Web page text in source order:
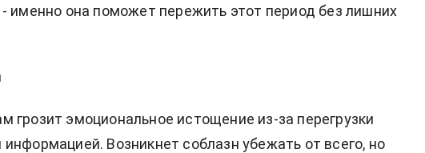
- именно она поможет пережить этот период без лишних
грозит эмоциональное истощение из-за перегрузки
Возникнет соблазн убежать от всего, но